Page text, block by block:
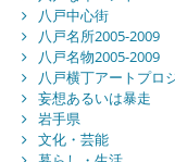
八戸中心街
八戸名所2005-2009
八戸名物2005-2009
八戸横丁アートプロ
妄想あるいは暴走
岩手県
文化・芸能